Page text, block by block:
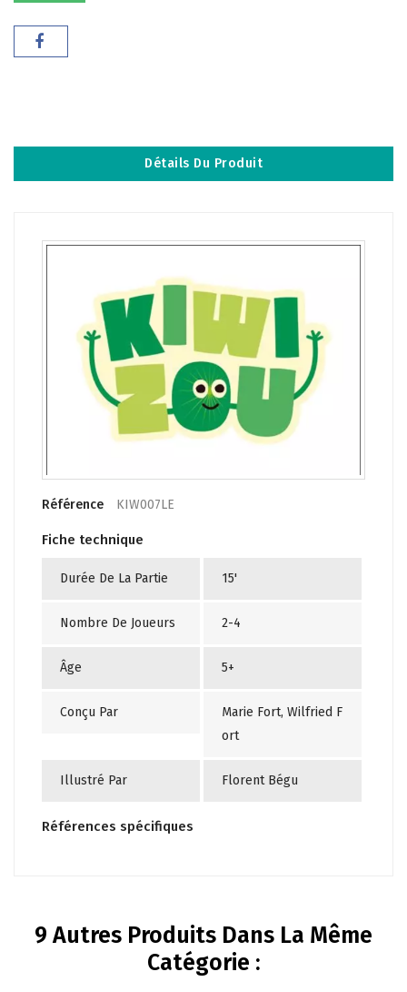
Détails Du Produit
Référence KIW007LE
Fiche technique
Durée De La Partie 15'
Nombre De Joueurs 2-4
Âge 5+
Conçu Par
Marie Fort, Wilfried F
ort
Illustré Par Florent Bégu
Références spécifiques
9 Autres Produits Dans La Même
Catégorie :